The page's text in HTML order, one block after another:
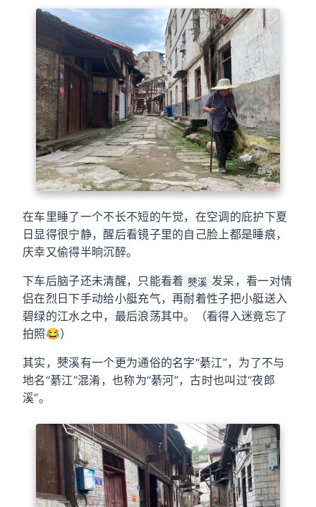
在车里睡了一个不长不短的午觉，在空调的庇护下夏
日显得很宁静，醒后看镜子里的自己脸上都是睡痕，
庆幸又偷得半晌沉醉。
下车后脑子还未清醒，只能看着 僰溪 发呆，看一对情
侣在烈日下手动给小艇充气，再耐着性子把小艇送入
碧绿的江水之中，最后浪荡其中。（看得入迷竟忘了
拍照😂）
其实，僰溪有一个更为通俗的名字“綦江”，为了不与
地名“綦江”混淆，也称为“綦河”，古时也叫过“夜郎
溪”。